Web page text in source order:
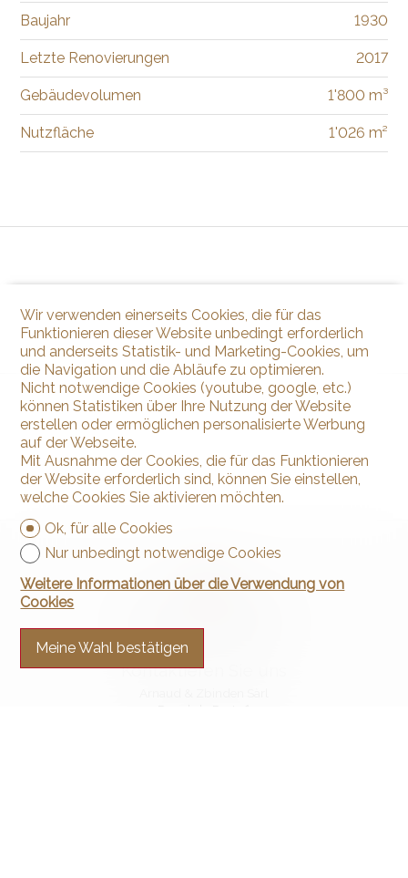
Baujahr 1930
Letzte Renovierungen 2017
Gebäudevolumen 1'800 m³
Nutzfläche 1'026 m²
Kontaktieren Sie uns
Wir verwenden einerseits Cookies, die für das
Funktionieren dieser Website unbedingt erforderlich
und anderseits Statistik- und Marketing-Cookies, um
die Navigation und die Abläufe zu optimieren.
Nicht notwendige Cookies (youtube, google, etc.)
können Statistiken über Ihre Nutzung der Website
erstellen oder ermöglichen personalisierte Werbung
auf der Webseite.
Mit Ausnahme der Cookies, die für das Funktionieren
der Website erforderlich sind, können Sie einstellen,
welche Cookies Sie aktivieren möchten.
Ok, für alle Cookies
Nur unbedingt notwendige Cookies
Weitere Informationen über die Verwendung von
Cookies
Meine Wahl bestätigen